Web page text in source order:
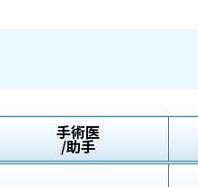
手術医
/助手